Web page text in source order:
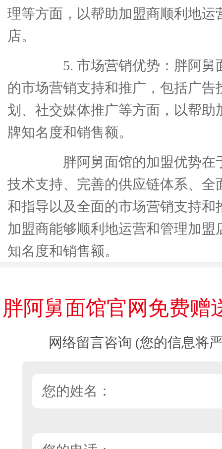
理等方面，以帮助加盟商顺利地运
店。
5. 市场营销优势：胖阿舅
的市场营销支持和推广，包括广告
划、社交媒体推广等方面，以帮助
牌知名度和销售额。
胖阿舅面馆的加盟优势在
技术支持、完善的供应链体系、全
和指导以及全面的市场营销支持和
加盟商能够顺利地运营和管理加盟
知名度和销售额。
胖阿舅面馆官网免费赠
网络留言咨询 (您的信息将